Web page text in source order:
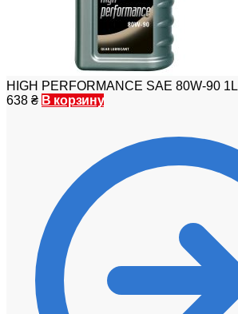
HIGH PERFORMANCE SAE 80W-90 1L
638 ₴ В корзину